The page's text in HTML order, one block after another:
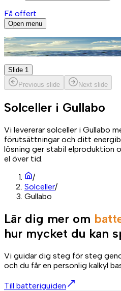
Få offert
Open menu
Slide 1
Previous slide
Next slide
Solceller i Gullabo
Vi levererar solceller i Gullabo
förutsättningar och ditt
lösning ger stabil elproduktion
el över tid.
/
Solceller/
Gullabo
Lär dig mer om
hur mycket du kan
Vi guidar dig steg för steg
och du får en personlig kalkyl
Till batteriguiden